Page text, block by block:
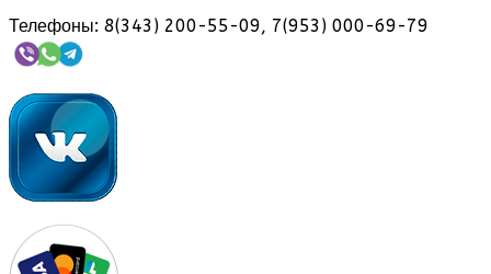
Телефоны: 8(343) 200-55-09, 7(953) 000-69-79